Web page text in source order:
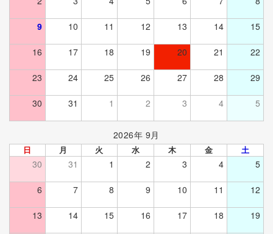
9 10 11 12 13 14 15
16 17 18 19 20 21 22
23 24 25 26 27 28 29
30 31 1 2 3 4 5
2026年 9月
日 月 火 水 木 金 土
30 31 1 2 3 4 5
6 7 8 9 10 11 12
13 14 15 16 17 18 19